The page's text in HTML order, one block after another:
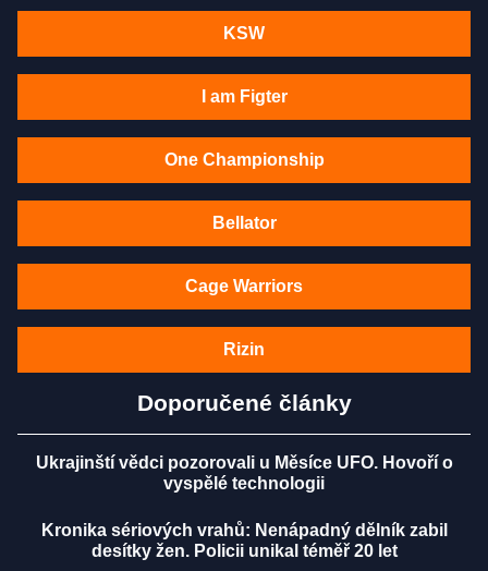
KSW
I am Figter
One Championship
Bellator
Cage Warriors
Rizin
Doporučené články
Ukrajinští vědci pozorovali u Měsíce UFO. Hovoří o
vyspělé technologii
Kronika sériových vrahů: Nenápadný dělník zabil
desítky žen. Policii unikal téměř 20 let